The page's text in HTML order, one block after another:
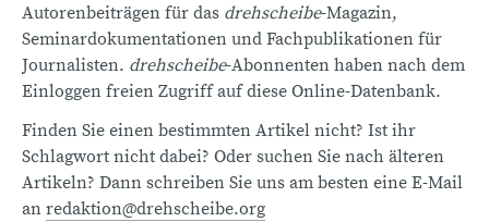
Autorenbeiträgen für das drehscheibe-Magazin,
Seminardokumentationen und Fachpublikationen für
Journalisten. drehscheibe-Abonnenten haben nach dem
Einloggen freien Zugriff auf diese Online-Datenbank.
Finden Sie einen bestimmten Artikel nicht? Ist ihr
Schlagwort nicht dabei? Oder suchen Sie nach älteren
Artikeln? Dann schreiben Sie uns am besten eine E-Mail
an redaktion@drehscheibe.org